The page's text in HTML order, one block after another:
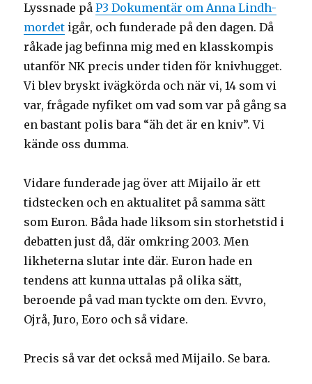
Lyssnade påP3 Dokumentär om Anna Lindh-
mordet igår, och funderade på den dagen. Då
råkade jag befinna mig med en klasskompis
utanför NK precis under tiden för knivhugget.
Vi blev bryskt ivägkörda och när vi, 14 som vi
var, frågade nyfiket om vad som var på gång sa
en bastant polis bara “äh det är en kniv”. Vi
kände oss dumma.
Vidare funderade jag över att Mijailo är ett
tidstecken och en aktualitet på samma sätt
som Euron. Båda hade liksom sin storhetstid i
debatten just då, där omkring 2003. Men
likheterna slutar inte där. Euron hade en
tendens att kunna uttalas på olika sätt,
beroende på vad man tyckte om den. Evvro,
Ojrå, Juro, Eoro och så vidare.
Precis så var det också med Mijailo. Se bara.